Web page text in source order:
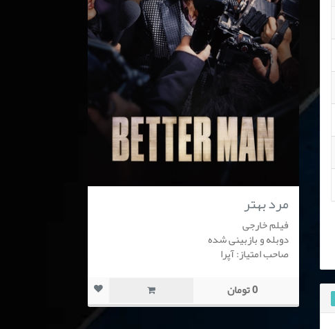
مرد بهتر
فیلم خارجی
دوبله و بازبینی شده
صاحب امتیاز: آپرا
0 تومان